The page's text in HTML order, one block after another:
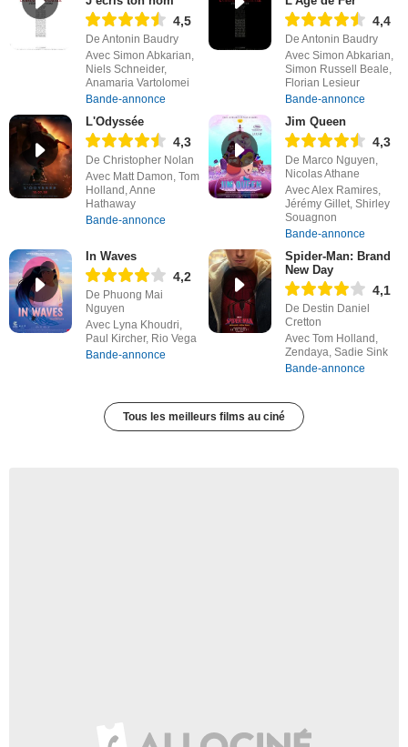
4,5
De Antonin Baudry
Avec Simon Abkarian,
Niels Schneider,
Anamaria Vartolomei
Bande-annonce
4,4
De Antonin Baudry
Avec Simon Abkarian,
Simon Russell Beale,
Florian Lesieur
Bande-annonce
L'Odyssée
4,3
De Christopher Nolan
Avec Matt Damon, Tom
Holland, Anne
Hathaway
Bande-annonce
Jim Queen
4,3
De Marco Nguyen,
Nicolas Athane
Avec Alex Ramires,
Jérémy Gillet, Shirley
Souagnon
Bande-annonce
In Waves
4,2
De Phuong Mai
Nguyen
Avec Lyna Khoudri,
Paul Kircher, Rio Vega
Bande-annonce
Spider-Man: Brand
New Day
4,1
De Destin Daniel
Cretton
Avec Tom Holland,
Zendaya, Sadie Sink
Bande-annonce
Tous les meilleurs films au ciné